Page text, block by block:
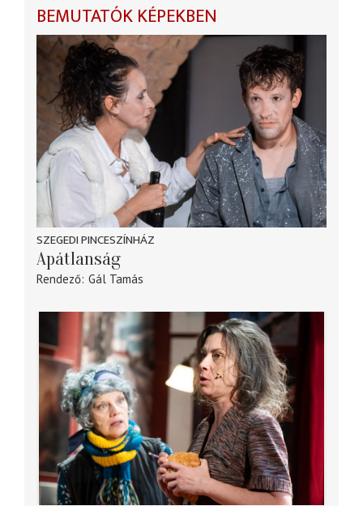
BEMUTATÓK KÉPEKBEN
SZEGEDI PINCESZÍNHÁZ
Apátlanság
Rendező Gál Tamás